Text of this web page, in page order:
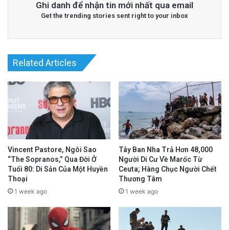
Ghi danh để nhận tin mới nhất qua email
Get the trending stories sent right to your inbox
Related Articles
Vincent Pastore, Ngôi Sao
“The Sopranos,” Qua Đời Ở
Tuổi 80: Di Sản Của Một Huyền
Thoại
1 week ago
Tây Ban Nha Trả Hơn 48,000
Người Di Cư Về Marốc Từ
Ceuta; Hàng Chục Người Chết
Thương Tâm
1 week ago